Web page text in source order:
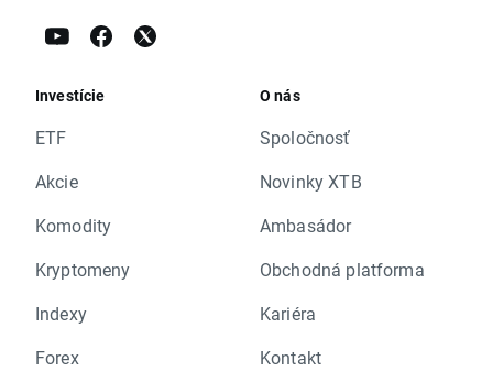
Investície
ETF
Akcie
Komodity
Kryptomeny
Indexy
Forex
O nás
Spoločnosť
Novinky XTB
Ambasádor
Obchodná platforma
Kariéra
Kontakt